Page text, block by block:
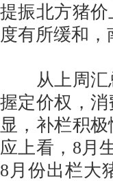
提振北方猪
度有所缓和，
从上周汇总
握定价权，
显，补栏积
应上看，8月
8月份出栏大